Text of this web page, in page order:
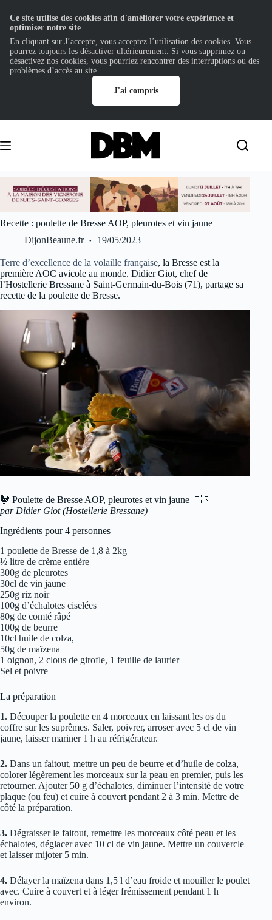
contenu
Recette : poulette de Bresse AOP, pleurotes et vin jaune
DijonBeaune.fr
19/05/2023
Terre d’excellence de la volaille française, la Bresse est la
première AOC avicole au monde. Didier Giot, chef de
l’Hostellerie Bressane à Saint-Germain-du-Bois (71), partage sa
recette de la poulette de Bresse.
🐓 Poulette de Bresse AOP, pleurotes et vin jaune 🇫🇷
par Didier Giot (Hostellerie Bressane)
Ingrédients pour 4 personnes
1 poulette de Bresse de 1,8 à 2kg
½ litre de crème entière
300g de pleurotes
30cl de vin jaune
250g riz noir
100g d’échalotes ciselées
80g de comté râpé
100g de beurre
10cl huile de colza,
50g de maïzena
1 oignon, 2 clous de girofle, 1 feuille de laurier
Sel et poivre
La préparation
1. Découper la poulette en 4 morceaux en laissant les os du
coffre sur les suprêmes. Saler, poivrer, arroser avec 5 cl de vin
jaune, laisser mariner 1 h au réfrigérateur.
2. Dans un faitout, mettre un peu de beurre et d’huile de colza,
colorer légèrement les morceaux sur la peau en premier, puis les
retourner. Ajouter 50 g d’échalotes, diminuer l’intensité de votre
plaque (ou feu) et cuire à couvert pendant 2 à 3 min. Mettre de
côté la préparation.
3. Dégraisser le faitout, remettre les morceaux côté peau et les
échalotes, déglacer avec 10 cl de vin jaune. Mettre un couvercle
et laisser mijoter 5 min.
4. Délayer la maïzena dans 1,5 l d’eau froide et mouiller le poulet
avec. Cuire à couvert et à léger frémissement pendant 1 h
environ.
Ce site utilise des cookies afin d'améliorer votre expérience et
optimiser notre site
En cliquant sur J’accepte, vous acceptez l’utilisation des cookies. Vous
pourrez toujours les désactiver ultérieurement. Si vous supprimez ou
désactivez nos cookies, vous pourriez rencontrer des interruptions ou des
problèmes d’accès au site.
J'ai compris